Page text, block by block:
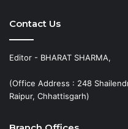
Contact Us
Editor - BHARAT SHARMA,
(Office Address : 248
Raipur, Chhattisgarh)